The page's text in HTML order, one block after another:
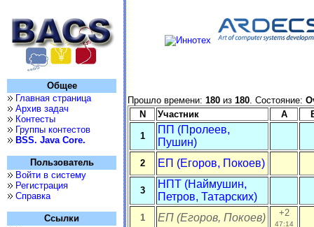
Общее
Главная страница
Архив задач
Контесты
Группы контестов
BSS. Java Core.
Пользователь
Войти в систему
Регистрация
Справка
Ссылки
Прошло времени: 180 из 180. Состояние:
N
Участник A
1
ПП (Пролеев,
Пушин)
2 ЕП (Егоров, Покоев)
3
НПТ (Наймушин,
Петров, Татарских)
1 ЕП (Егоров, Покоев) +2
47:14